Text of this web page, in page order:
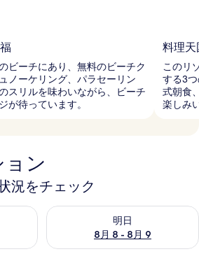
ビーチにあり、無料のビーチク
ノーケリング、パラセーリン
スリルを味わいながら、ビーチ
が待っています。
料理天
このリ
する3
式朝食
楽しみ
ン
況をチェック
状況をチェック
明日
8月 8 - 8月 9
明日 8月 8 - 8月 9 の空室状況